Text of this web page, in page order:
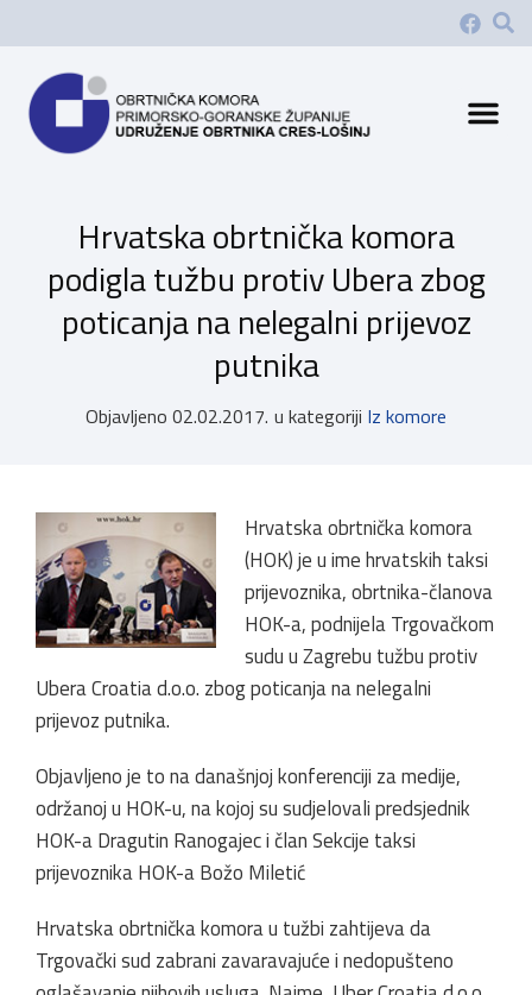
Hrvatska obrtnička komora
podigla tužbu protiv Ubera zbog
poticanja na nelegalni prijevoz
putnika
Objavljeno 02.02.2017. u kategoriji Iz komore
Hrvatska obrtnička komora
(HOK) je u ime hrvatskih taksi
prijevoznika, obrtnika-članova
HOK-a, podnijela Trgovačkom
sudu u Zagrebu tužbu protiv
Ubera Croatia d.o.o. zbog poticanja na nelegalni
prijevoz putnika.
Objavljeno je to na današnjoj konferenciji za medije,
održanoj u HOK-u, na kojoj su sudjelovali predsjednik
HOK-a Dragutin Ranogajec i član Sekcije taksi
prijevoznika HOK-a Božo Miletić
Hrvatska obrtnička komora u tužbi zahtijeva da
Trgovački sud zabrani zavaravajuće i nedopušteno